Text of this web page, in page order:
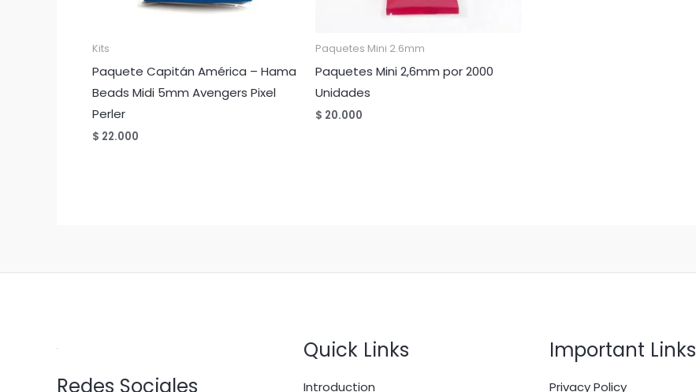
Kits
Paquete Capitán América – Hama
Beads Midi 5mm Avengers Pixel
Perler
$ 22.000
Paquetes Mini 2.6mm
Paquetes Mini 2,6mm por 2000
Unidades
$ 20.000
Redes Sociales
Quick Links
Introduction
Important Links
Privacy Policy